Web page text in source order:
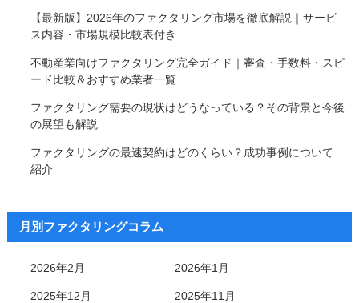
【最新版】2026年のファクタリング市場を徹底解説｜サービ
ス内容・市場規模比較表付き
不動産業向けファクタリング完全ガイド｜審査・手数料・スピ
ード比較＆おすすめ業者一覧
ファクタリング需要の現状はどうなっている？その背景と今後
の展望も解説
ファクタリングの最速契約はどのくらい？成功事例について
紹介
月別ファクタリングコラム
2026年2月 2026年1月
2025年12月 2025年11月